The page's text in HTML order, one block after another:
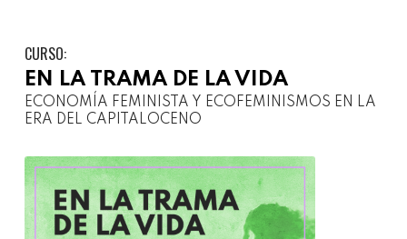
CURSO:
EN LA TRAMA DE LA VIDA
ECONOMÍA FEMINISTA Y ECOFEMINISMOS EN LA
ERA DEL CAPITALOCENO